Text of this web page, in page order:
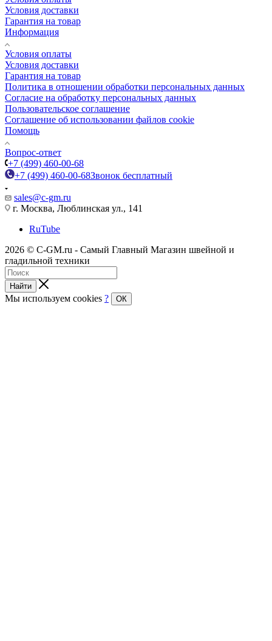
Условия доставки
Гарантия на товар
Информация
Условия оплаты
Условия доставки
Гарантия на товар
Политика в отношении обработки персональных данных
Cогласие на обработку персональных данных
Пользовательское соглашение
Cоглашение об использовании файлов cookie
Помощь
Вопрос-ответ
+7 (499) 460-00-68
+7 (499) 460-00-68Звонок бесплатный
sales@c-gm.ru
г. Москва, Люблинская ул., 141
RuTube
2026 © C-GM.ru - Самый Главный Магазин швейной и
гладильной техники
Найти
Мы используем cookies ? ОК